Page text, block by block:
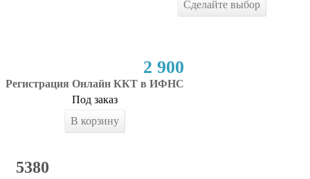
Сделайте выбор
2 900
Регистрация Онлайн ККТ в ИФНС
Под заказ
В корзину
5380